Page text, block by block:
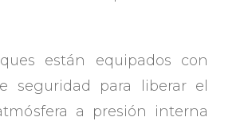
están equipados con
seguridad para liberar el
a presión interna